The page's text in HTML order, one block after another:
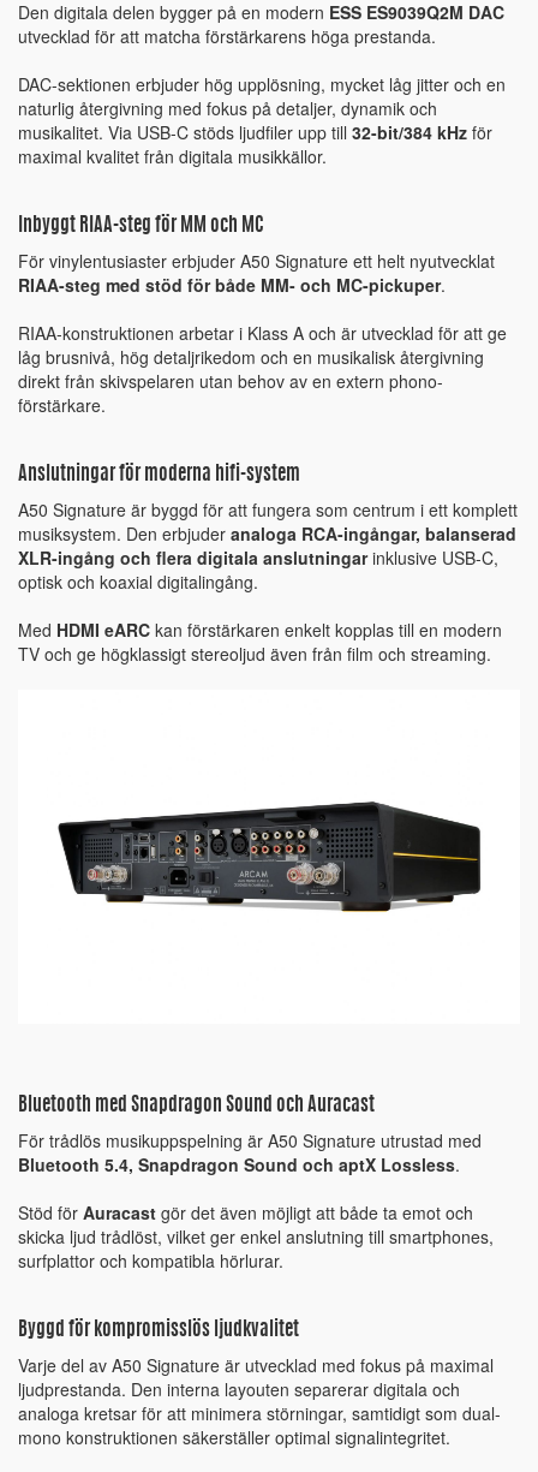
Den digitala delen bygger på en modern ESS ES9039Q2M DAC
utvecklad för att matcha förstärkarens höga prestanda.
DAC-sektionen erbjuder hög upplösning, mycket låg jitter och en
naturlig återgivning med fokus på detaljer, dynamik och
musikalitet. Via USB-C stöds ljudfiler upp till 32-bit/384 kHz för
maximal kvalitet från digitala musikkällor.
Inbyggt RIAA-steg för MM och MC
För vinylentusiaster erbjuder A50 Signature ett helt nyutvecklat
RIAA-steg med stöd för både MM- och MC-pickuper.
RIAA-konstruktionen arbetar i Klass A och är utvecklad för att ge
låg brusnivå, hög detaljrikedom och en musikalisk återgivning
direkt från skivspelaren utan behov av en extern phono-
förstärkare.
Anslutningar för moderna hifi-system
A50 Signature är byggd för att fungera som centrum i ett komplett
musiksystem. Den erbjuder analoga RCA-ingångar, balanserad
XLR-ingång och flera digitala anslutningarinklusive USB-C,
optisk och koaxial digitalingång.
Med HDMI eARC kan förstärkaren enkelt kopplas till en modern
TV och ge högklassigt stereoljud även från film och streaming.
Bluetooth med Snapdragon Sound och Auracast
För trådlös musikuppspelning är A50 Signature utrustad med
Bluetooth 5.4, Snapdragon Sound och aptX Lossless.
Stöd för Auracast gör det även möjligt att både ta emot och
skicka ljud trådlöst, vilket ger enkel anslutning till smartphones,
surfplattor och kompatibla hörlurar.
Byggd för kompromisslös ljudkvalitet
Varje del av A50 Signature är utvecklad med fokus på maximal
ljudprestanda. Den interna layouten separerar digitala och
analoga kretsar för att minimera störningar, samtidigt som dual-
mono konstruktionen säkerställer optimal signalintegritet.